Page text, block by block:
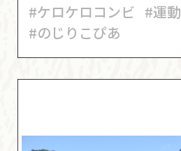
#ケロケロコンビ #運動
#のじりこぴあ